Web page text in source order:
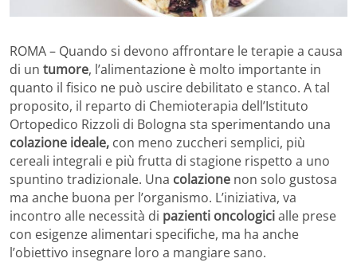
ROMA – Quando si devono affrontare le terapie a causa
di un tumore, l’alimentazione è molto importante in
quanto il fisico ne può uscire debilitato e stanco. A tal
proposito, il reparto di Chemioterapia dell’Istituto
Ortopedico Rizzoli di Bologna sta sperimentando una
colazione ideale, con meno zuccheri semplici, più
cereali integrali e più frutta di stagione rispetto a uno
spuntino tradizionale. Una colazione non solo gustosa
ma anche buona per l’organismo. L’iniziativa, va
incontro alle necessità di pazienti oncologicialle prese
con esigenze alimentari specifiche, ma ha anche
l’obiettivo insegnare loro a mangiare sano.